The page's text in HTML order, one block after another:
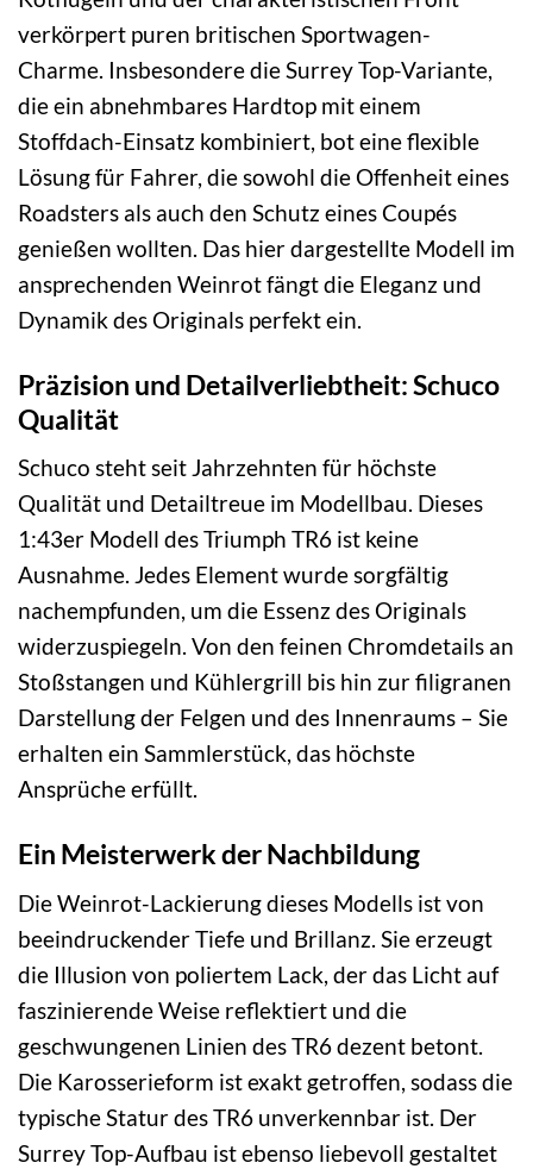
verkörpert puren britischen Sportwagen-
Charme. Insbesondere die Surrey Top-Variante,
die ein abnehmbares Hardtop mit einem
Stoffdach-Einsatz kombiniert, bot eine flexible
Lösung für Fahrer, die sowohl die Offenheit eines
Roadsters als auch den Schutz eines Coupés
genießen wollten. Das hier dargestellte Modell im
ansprechenden Weinrot fängt die Eleganz und
Dynamik des Originals perfekt ein.
Präzision und Detailverliebtheit: Schuco
Qualität
Schuco steht seit Jahrzehnten für höchste
Qualität und Detailtreue im Modellbau. Dieses
1:43er Modell des Triumph TR6 ist keine
Ausnahme. Jedes Element wurde sorgfältig
nachempfunden, um die Essenz des Originals
widerzuspiegeln. Von den feinen Chromdetails an
Stoßstangen und Kühlergrill bis hin zur filigranen
Darstellung der Felgen und des Innenraums – Sie
erhalten ein Sammlerstück, das höchste
Ansprüche erfüllt.
Ein Meisterwerk der Nachbildung
Die Weinrot-Lackierung dieses Modells ist von
beeindruckender Tiefe und Brillanz. Sie erzeugt
die Illusion von poliertem Lack, der das Licht auf
faszinierende Weise reflektiert und die
geschwungenen Linien des TR6 dezent betont.
Die Karosserieform ist exakt getroffen, sodass die
typische Statur des TR6 unverkennbar ist. Der
Surrey Top-Aufbau ist ebenso liebevoll gestaltet